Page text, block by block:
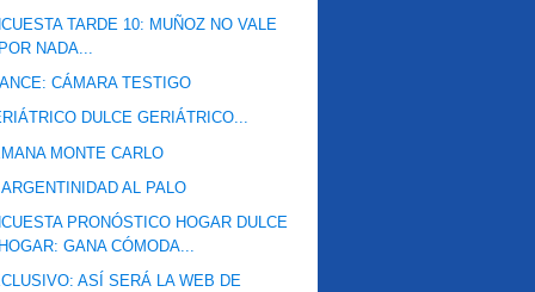
TARDE 10: MUÑOZ NO VALE
NADA...
CÁMARA TESTIGO
DULCE GERIÁTRICO...
MONTE CARLO
ARGENTINIDAD AL PALO
PRONÓSTICO HOGAR DULCE
GANA CÓMODA...
ASÍ SERÁ LA WEB DE